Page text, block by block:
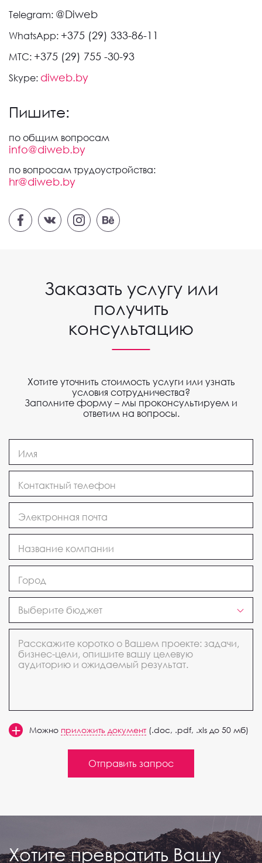
Telegram: @Diweb
WhatsApp: +375 (29) 333-86-11
МТС: +375 (29) 755 -30-93
Skype: diweb.by
Пишите:
по общим вопросам
info@diweb.by
по вопросам трудоустройства:
hr@diweb.by
Заказать услугу или
получить
консультацию
Хотите уточнить стоимость услуги или узнать
условия сотрудничества?
Заполните форму – мы проконсультируем и
ответим на вопросы.
Выберите бюджет
Можно приложить документ(.doc, .pdf, .xls до 50 мб)
Отправить запрос
Хотите превратить Вашу